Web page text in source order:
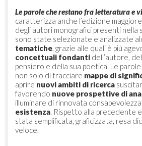
Le parole che restano fra letteratura e
caratterizza anche l’edizione
degli autori monografici presenti nella
sono state selezionate e analizzate
tematiche, grazie alle quali è più
concettuali fondanti dell’autore,
pensiero e della sua poetica. Le
non solo di tracciare mappe di
aprire nuovi ambiti di ricerca
favorendo nuove prospettive di
illuminare di rinnovata
esistenza. Rispetto alla precedente
stata semplificata, graficizzata, resa
veloce.